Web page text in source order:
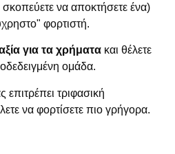
να αποκτήσετε ένα)
φορτιστή.
για τα χρήματα και θέλετε
ομάδα.
τριφασική
να φορτίσετε πιο γρήγορα.